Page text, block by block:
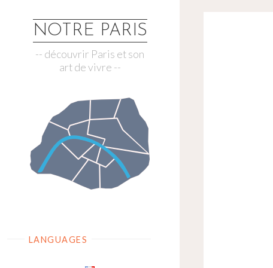
content
NOTRE PARIS
-- découvrir Paris et son
art de vivre --
LANGUAGES